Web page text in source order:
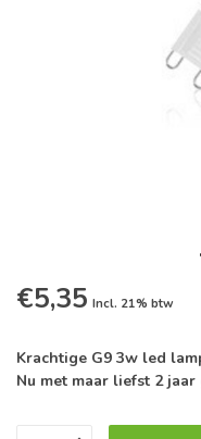
€5,35 Incl. 21% btw
Krachtige G9 3w led
Nu met maar liefst 2